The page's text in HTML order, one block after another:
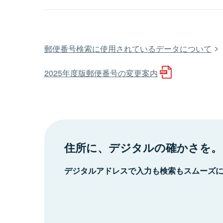
郵便番号検索に使用されているデータについて
2025年度版郵便番号の変更案内
住所に、デジタルの確かさを。
デジタルアドレスで入力も検索もスムーズ